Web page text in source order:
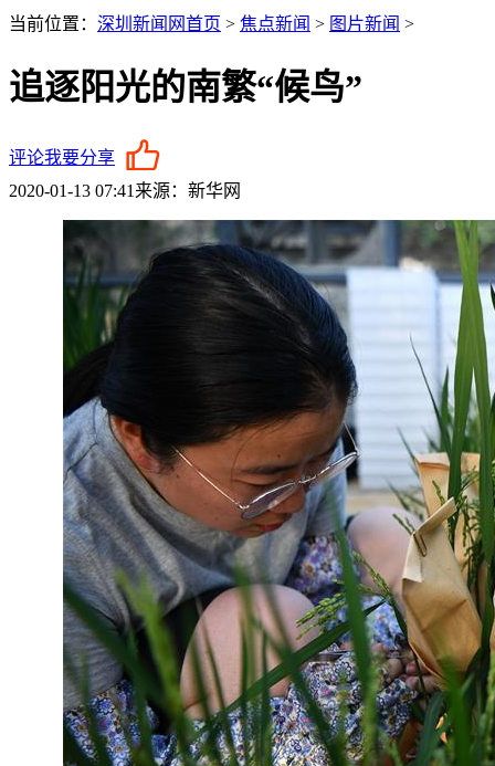
当前位置： 深圳新闻网首页 > 焦点新闻 > 图片新闻 >
追逐阳光的南繁“候鸟”
评论我要分享
2020-01-13 07:41 来源：新华网